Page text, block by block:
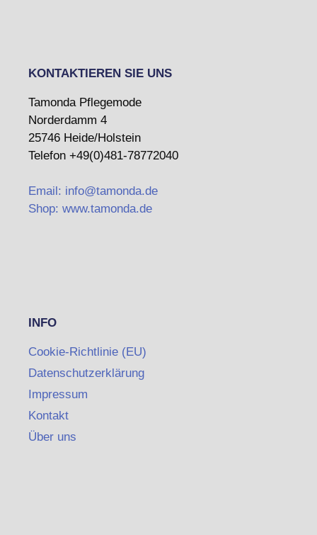
KONTAKTIEREN SIE UNS
Tamonda Pflegemode
Norderdamm 4
25746 Heide/Holstein
Telefon +49(0)481-78772040
Email: info@tamonda.de
Shop: www.tamonda.de
INFO
Cookie-Richtlinie (EU)
Datenschutzerklärung
Impressum
Kontakt
Über uns